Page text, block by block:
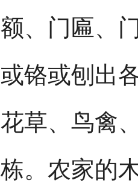
额、门匾、
或铬或刨出
花草、鸟禽
栋。农家的